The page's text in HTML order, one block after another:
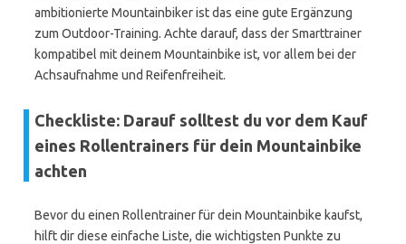
ambitionierte Mountainbiker ist das eine gute Ergänzung
zum Outdoor-Training. Achte darauf, dass der Smarttrainer
kompatibel mit deinem Mountainbike ist, vor allem bei der
Achsaufnahme und Reifenfreiheit.
Checkliste: Darauf solltest du vor dem Kauf
eines Rollentrainers für dein Mountainbike
achten
Bevor du einen Rollentrainer für dein Mountainbike kaufst,
hilft dir diese einfache Liste, die wichtigsten Punkte zu